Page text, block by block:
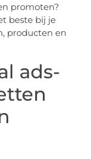
promoten?
beste bij je
producten en
ads-